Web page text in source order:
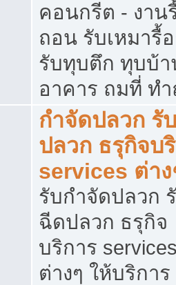
คอนกรีต - งาน
ถอน รับเหมารื้
รับทุบตึก ทุบบ้า
อาคาร ถมที่ ท
กำจัดปลวก รั
ปลวก ธรุกิจบ
services ต่าง
รับกำจัดปลวก
ฉีดปลวก ธรุกิจ
บริการ
ต่างๆ ให้บริการ